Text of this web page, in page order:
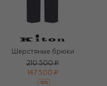
Шерстяные брюки
210 500 ₽
147 500 ₽
-30%